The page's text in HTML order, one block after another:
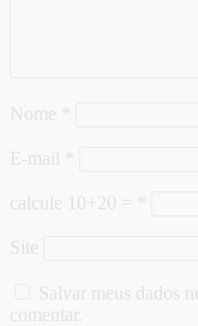
Nome
E-mail
calcule 10+20 =
Site
Salvar meus dados
comentar.